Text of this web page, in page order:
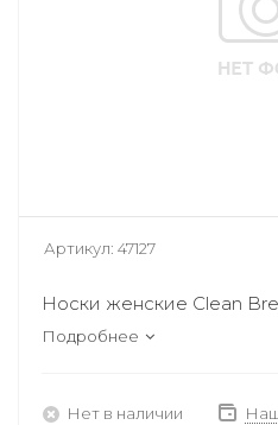
Артикул: 47127
Носки женские Clean
Подробнее
Нет в наличии